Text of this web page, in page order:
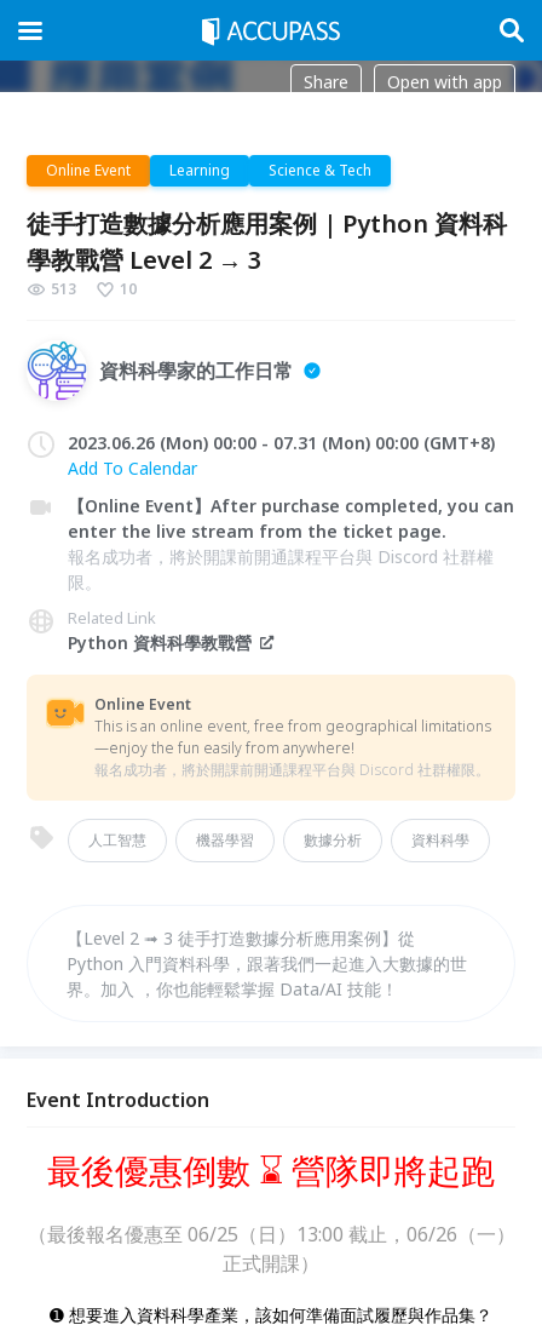
Share Open with app
Online Event Learning Science & Tech
徒手打造數據分析應用案例 | Python 資料科
學教戰營 Level 2 → 3
513 10
資料科學家的工作日常
2023.06.26 (Mon) 00:00 - 07.31 (Mon) 00:00 (GMT+8)
Add To Calendar
【Online Event】After purchase completed, you can
enter the live stream from the ticket page.
報名成功者，將於開課前開通課程平台與 Discord 社群權
限。
Related Link
Python 資料科學教戰營
Online Event
This is an online event, free from geographical limitations
—enjoy the fun easily from anywhere!
報名成功者，將於開課前開通課程平台與 Discord 社群權限。
人工智慧 機器學習 數據分析 資料科學
【Level 2 ➟ 3 徒手打造數據分析應用案例】從
Python 入門資料科學，跟著我們一起進入大數據的世
界。加入 ，你也能輕鬆掌握 Data/AI 技能！
Event Introduction
最後優惠倒數 ⌛ 營隊即將起跑
（最後報名優惠至 06/25（日）13:00 截止，06/26（一）
正式開課）
➊ 想要進入資料科學產業，該如何準備面試履歷與作品集？